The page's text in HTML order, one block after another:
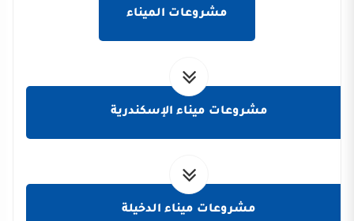
مشروعات الميناء
مشروعات ميناء الإسكندرية
مشروعات ميناء الدخيلة